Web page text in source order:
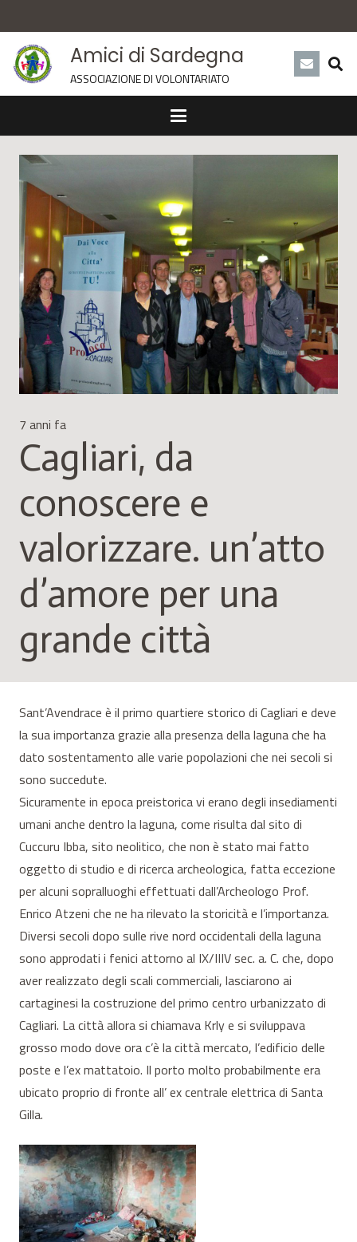
Amici di Sardegna
ASSOCIAZIONE DI VOLONTARIATO
7 anni fa
Cagliari, da
conoscere e
valorizzare. un’atto
d’amore per una
grande città
Sant’Avendrace è il primo quartiere storico di Cagliari e deve
la sua importanza grazie alla presenza della laguna che ha
dato sostentamento alle varie popolazioni che nei secoli si
sono succedute.
Sicuramente in epoca preistorica vi erano degli insediamenti
umani anche dentro la laguna, come risulta dal sito di
Cuccuru Ibba, sito neolitico, che non è stato mai fatto
oggetto di studio e di ricerca archeologica, fatta eccezione
per alcuni sopralluoghi effettuati dall’Archeologo Prof.
Enrico Atzeni che ne ha rilevato la storicità e l’importanza.
Diversi secoli dopo sulle rive nord occidentali della laguna
sono approdati i fenici attorno al IX/IIIV sec. a. C. che, dopo
aver realizzato degli scali commerciali, lasciarono ai
cartaginesi la costruzione del primo centro urbanizzato di
Cagliari. La città allora si chiamava Krly e si sviluppava
grosso modo dove ora c’è la città mercato, l’edificio delle
poste e l’ex mattatoio. Il porto molto probabilmente era
ubicato proprio di fronte all’ ex centrale elettrica di Santa
Gilla.